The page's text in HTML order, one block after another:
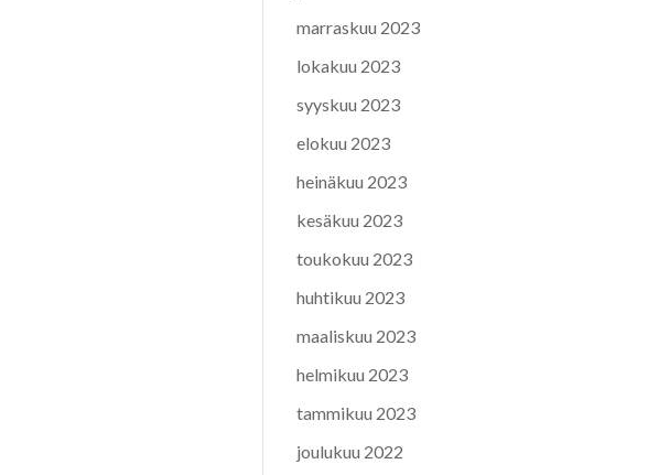
marraskuu 2023
lokakuu 2023
syyskuu 2023
elokuu 2023
heinäkuu 2023
kesäkuu 2023
toukokuu 2023
huhtikuu 2023
maaliskuu 2023
helmikuu 2023
tammikuu 2023
joulukuu 2022